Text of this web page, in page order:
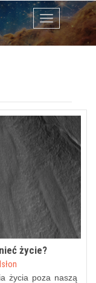
Menu
życie?
życia poza naszą